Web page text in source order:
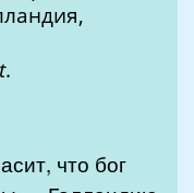
.
что бог